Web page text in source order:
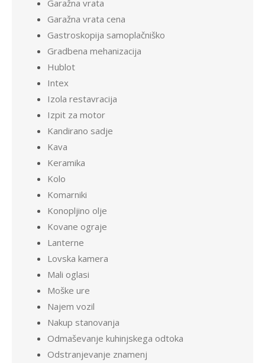
Garažna vrata
Garažna vrata cena
Gastroskopija samoplačniško
Gradbena mehanizacija
Hublot
Intex
Izola restavracija
Izpit za motor
Kandirano sadje
Kava
Keramika
Kolo
Komarniki
Konopljino olje
Kovane ograje
Lanterne
Lovska kamera
Mali oglasi
Moške ure
Najem vozil
Nakup stanovanja
Odmaševanje kuhinjskega odtoka
Odstranjevanje znamenj